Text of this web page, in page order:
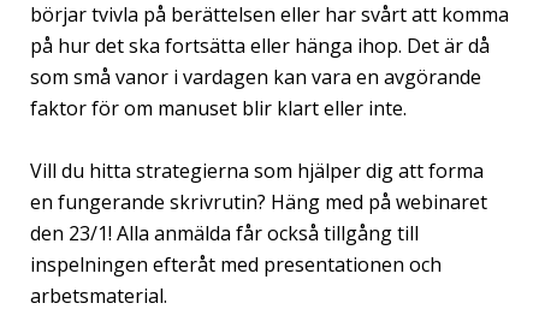
börjar tvivla på berättelsen eller har svårt att komma
på hur det ska fortsätta eller hänga ihop. Det är då
som små vanor i vardagen kan vara en avgörande
faktor för om manuset blir klart eller inte.
Vill du hitta strategierna som hjälper dig att forma
en fungerande skrivrutin? Häng med på webinaret
den 23/1! Alla anmälda får också tillgång till
inspelningen efteråt med presentationen och
arbetsmaterial.